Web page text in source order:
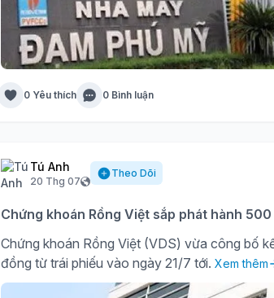
0 Yêu thích 0 Bình luận
Tú Anh
20 Thg 07
Theo Dõi
Chứng khoán Rồng Việt sắp phát hành
Chứng khoán Rồng Việt (VDS) vừa công bố
đồng từ trái phiếu vào ngày 21/7 tới. Xem thêm